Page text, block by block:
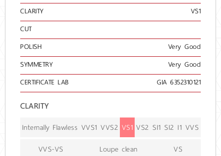
CLARITY
VS1
CUT
POLISH
Very Good
SYMMETRY
Very Good
CERTIFICATE LAB
GIA 6352310121
CLARITY
Internally Flawless VVS1 VVS2 VS1 VS2 SI1 SI2 I1 VVS
VVS-VS
Loupe clean VS